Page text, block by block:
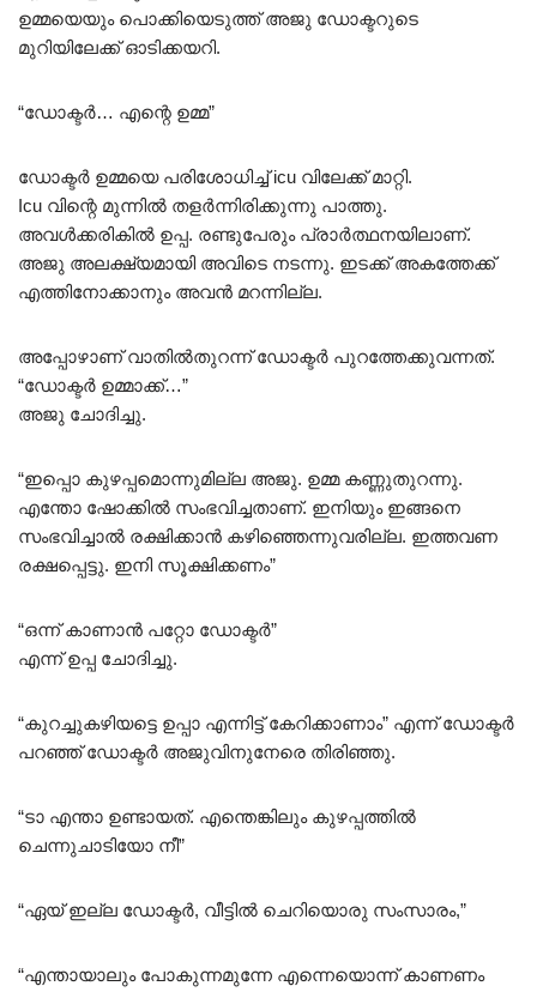
ഉമ്മയെയും പൊക്കിയെടുത്ത് അജു ഡോക്ടറുടെ
മുറിയിലേക്ക് ഓടിക്കയറി.
“ഡോക്ടർ… എന്റെ ഉമ്മ”
ഡോക്ടർ ഉമ്മയെ പരിശോധിച്ച് icu വിലേക്ക് മാറ്റി.
Icu വിന്റെ മുന്നിൽ തളർന്നിരിക്കുന്നു പാത്തു.
അവൾക്കരികിൽ ഉപ്പ. രണ്ടുപേരും പ്രാർത്ഥനയിലാണ്.
അജു അലക്ഷ്യമായി അവിടെ നടന്നു. ഇടക്ക് അകത്തേക്ക്
എത്തിനോക്കാനും അവൻ മറന്നില്ല.
അപ്പോഴാണ് വാതിൽതുറന്ന് ഡോക്ടർ പുറത്തേക്കുവന്നത്.
“ഡോക്ടർ ഉമ്മാക്ക്…”
അജു ചോദിച്ചു.
“ഇപ്പൊ കുഴപ്പമൊന്നുമില്ല അജു. ഉമ്മ കണ്ണുതുറന്നു.
എന്തോ ഷോക്കിൽ സംഭവിച്ചതാണ്. ഇനിയും ഇങ്ങനെ
സംഭവിച്ചാൽ രക്ഷിക്കാൻ കഴിഞ്ഞെന്നുവരില്ല. ഇത്തവണ
രക്ഷപ്പെട്ടു. ഇനി സൂക്ഷിക്കണം”
“ഒന്ന് കാണാൻ പറ്റോ ഡോക്ടർ”
എന്ന് ഉപ്പ ചോദിച്ചു.
“കുറച്ചുകഴിയട്ടെ ഉപ്പാ എന്നിട്ട് കേറിക്കാണാം” എന്ന് ഡോക്ടർ
പറഞ്ഞ് ഡോക്ടർ അജുവിനുനേരെ തിരിഞ്ഞു.
“ടാ എന്താ ഉണ്ടായത്. എന്തെങ്കിലും കുഴപ്പത്തിൽ
ചെന്നുചാടിയോ നീ”
“ഏയ്‌ ഇല്ല ഡോക്ടർ, വീട്ടിൽ ചെറിയൊരു സംസാരം,”
“എന്തായാലും പോകുന്നമുന്നേ എന്നെയൊന്ന് കാണണം